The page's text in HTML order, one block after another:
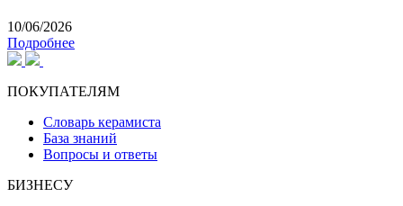
10/06/2026
Подробнее
ПОКУПАТЕЛЯМ
Словарь керамиста
База знаний
Вопросы и ответы
БИЗНЕСУ